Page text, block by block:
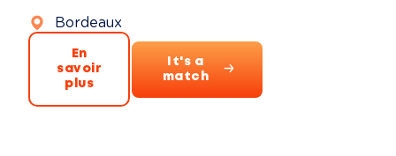
Bordeaux
En
savoir
plus
It's a
match